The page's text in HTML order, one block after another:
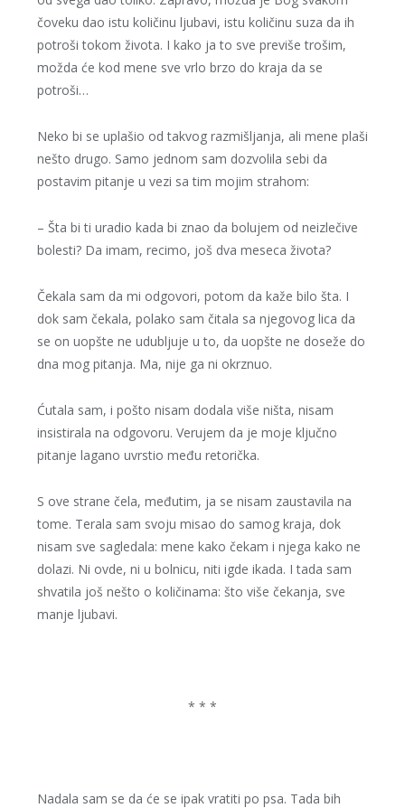
čoveku dao istu količinu ljubavi, istu količinu suza da ih
potroši tokom života. I kako ja to sve previše trošim,
možda će kod mene sve vrlo brzo do kraja da se
potroši…
Neko bi se uplašio od takvog razmišljanja, ali mene plaši
nešto drugo. Samo jednom sam dozvolila sebi da
postavim pitanje u vezi sa tim mojim strahom:
– Šta bi ti uradio kada bi znao da bolujem od neizlečive
bolesti? Da imam, recimo, još dva meseca života?
Čekala sam da mi odgovori, potom da kaže bilo šta. I
dok sam čekala, polako sam čitala sa njegovog lica da
se on uopšte ne udubljuje u to, da uopšte ne doseže do
dna mog pitanja. Ma, nije ga ni okrznuo.
Ćutala sam, i pošto nisam dodala više ništa, nisam
insistirala na odgovoru. Verujem da je moje ključno
pitanje lagano uvrstio među retorička.
S ove strane čela, međutim, ja se nisam zaustavila na
tome. Terala sam svoju misao do samog kraja, dok
nisam sve sagledala: mene kako čekam i njega kako ne
dolazi. Ni ovde, ni u bolnicu, niti igde ikada. I tada sam
shvatila još nešto o količinama: što više čekanja, sve
manje ljubavi.
* * *
Nadala sam se da će se ipak vratiti po psa. Tada bih